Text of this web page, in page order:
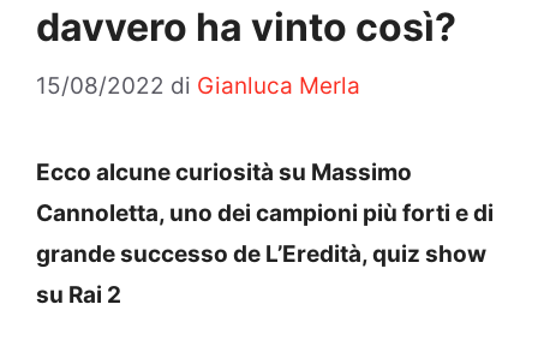
davvero ha vinto così?
15/08/2022 di Gianluca Merla
Ecco alcune curiosità su Massimo
Cannoletta, uno dei campioni più forti e di
grande successo de L’Eredità, quiz show
su Rai 2